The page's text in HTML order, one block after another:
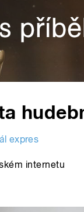
expres
internetu